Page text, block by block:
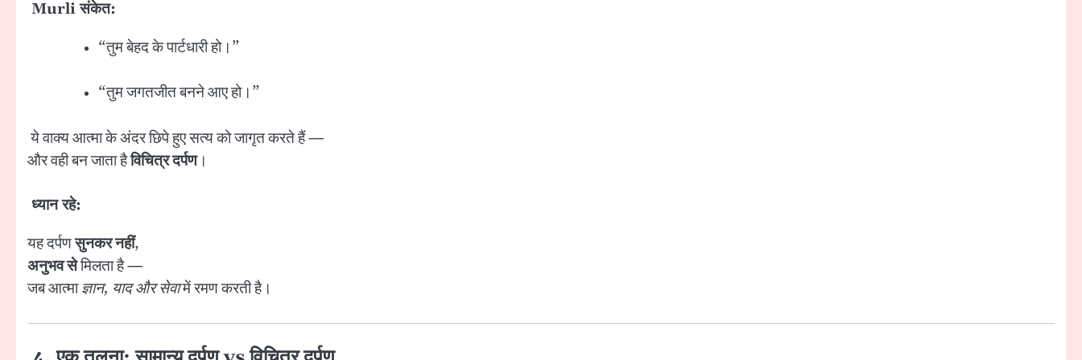
Murli संकेत:
“तुम बेहद के पार्टधारी हो।”
“तुम जगतजीत बनने आए हो।”
ये वाक्य आत्मा के अंदर छिपे हुए सत्य को जागृत करते हैं —
और वही बन जाता हैविचित्र दर्पण।
ध्यान रहे:
यह दर्पणसुनकर नहीं,
अनुभव सेमिलता है —
जब आत्माज्ञान, याद और सेवामें रमण करती है।